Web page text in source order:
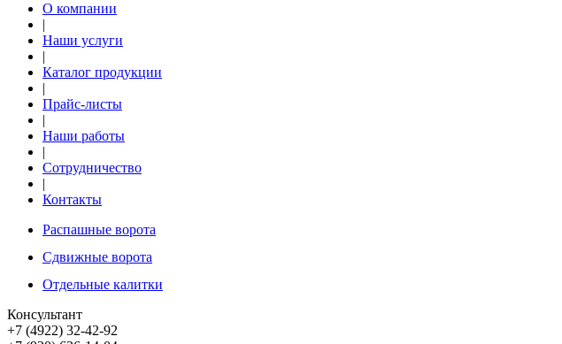
О компании
|
Наши услуги
|
Каталог продукции
|
Прайс-листы
|
Наши работы
|
Сотрудничество
|
Контакты
Распашные ворота
Сдвижные ворота
Отдельные калитки
Консультант
+7 (4922) 32-42-92